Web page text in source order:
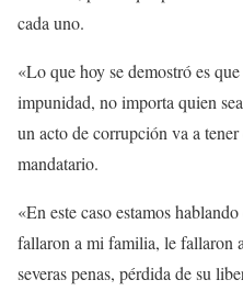
cada uno.
«Lo que hoy se demostró es
impunidad, no importa quien
un acto de corrupción va a
mandatario.
«En este caso estamos
fallaron a mi familia, le fallaron
severas penas, pérdida de su